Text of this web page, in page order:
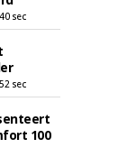
40 sec
52 sec
100